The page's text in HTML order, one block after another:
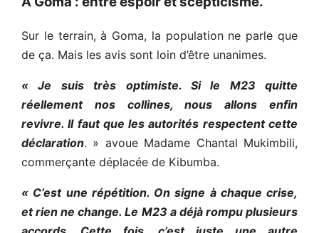
Sur le terrain, à Goma, la population ne parle que
de ça. Mais les avis sont loin d’être unanimes.
« Je suis très optimiste. Si le M23 quitte
réellement nos collines, nous allons enfin
revivre. Il faut que les autorités respectent cette
déclaration. » avoue Madame Chantal Mukimbili,
commerçante déplacée de Kibumba.
« C’est une répétition. On signe à chaque crise,
et rien ne change. Le M23 a déjà rompu plusieurs